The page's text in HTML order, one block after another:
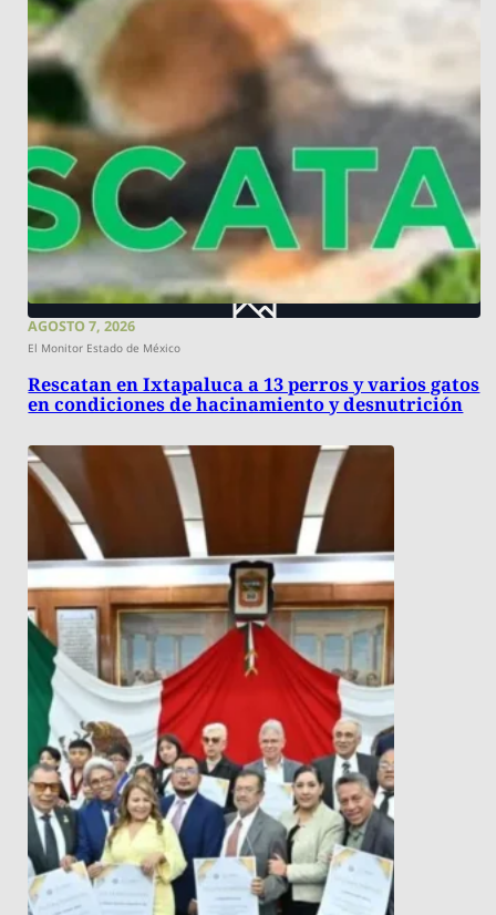
AGOSTO 7, 2026
El Monitor Estado de México
Rescatan en Ixtapaluca a 13 perros y varios gatos
en condiciones de hacinamiento y desnutrición